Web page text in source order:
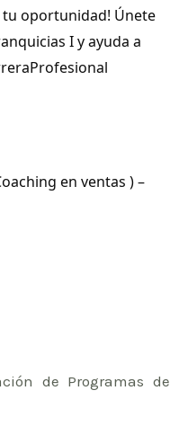
tu oportunidad! Únete
I y ayuda a
en ventas ) –
de Programas de